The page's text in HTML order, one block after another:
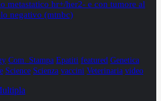
metastatico hr+/her2- e con tumore al
negativo (mtnbc)
Com. Stampa Epatiti featured Genetica
Science Scienza vaccini Veterinaria video